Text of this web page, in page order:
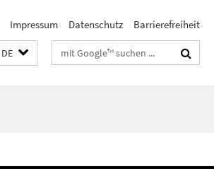
Impressum Datenschutz Barrierefreiheit
DE Suchbegriffe